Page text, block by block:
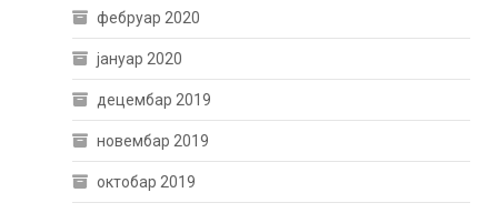
фебруар 2020
јануар 2020
децембар 2019
новембар 2019
октобар 2019